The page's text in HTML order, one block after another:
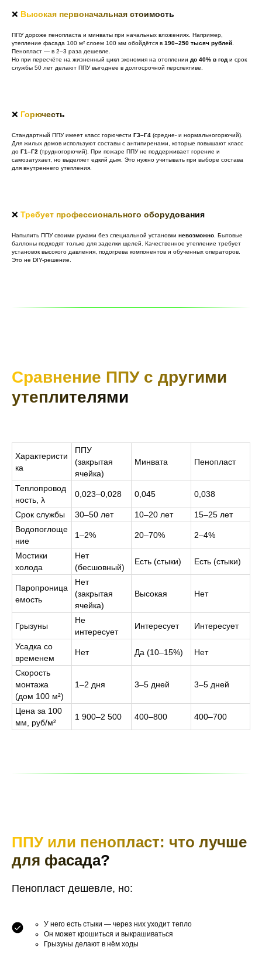
❌ Высокая первоначальная стоимость
ППУ дороже пенопласта и минваты при начальных вложениях. Например,
утепление фасада 100 м² слоем 100 мм обойдётся в 190–250 тысяч рублей.
Пенопласт — в 2–3 раза дешевле.
Но при пересчёте на жизненный цикл экономия на отоплении до 40% в годи срок
службы 50 лет делают ППУ выгоднее в долгосрочной перспективе.
❌ Горючесть
Стандартный ППУ имеет класс горючести Г3–Г4 (средне- и нормальногорючий).
Для жилых домов используют составы с антипиренами, которые повышают класс
до Г1–Г2 (трудногорючий). При пожаре ППУ не поддерживает горение и
самозатухает, но выделяет едкий дым. Это нужно учитывать при выборе состава
для внутреннего утепления.
❌ Требует профессионального оборудования
Напылить ППУ своими руками без специальной установки невозможно. Бытовые
баллоны подходят только для заделки щелей. Качественное утепление требует
установок высокого давления, подогрева компонентов и обученных операторов.
Это не DIY-решение.
Сравнение ППУ с другими
утеплителями
Характеристи
ка
ППУ
(закрытая
ячейка)
Минвата Пенопласт
Теплопровод
ность, λ
0,023–0,028 0,045 0,038
Срок службы 30–50 лет 10–20 лет
15–25 лет
Водопоглоще
ние
1–2% 20–70% 2–4%
Мостики
холода
Нет
(бесшовный)
Есть (стыки) Есть (стыки)
Паропроница
емость
Нет
(закрытая
ячейка)
Высокая Нет
Грызуны
Не
интересует
Интересует Интересует
Усадка со
временем
Нет Да (10–15%) Нет
Скорость
монтажа
(дом 100 м²)
1–2 дня 3–5 дней 3–5 дней
Цена за 100
мм, руб/м²
1 900–2 500 400–800 400–700
ППУ или пенопласт: что лучше
для фасада?
Пенопласт дешевле, но:
У него есть стыки — через них уходит тепло
Он может крошиться и выкрашиваться
Грызуны делают в нём ходы